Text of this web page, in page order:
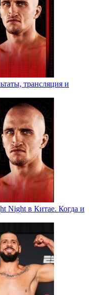
трансляция и
Night в Китае. Когда и